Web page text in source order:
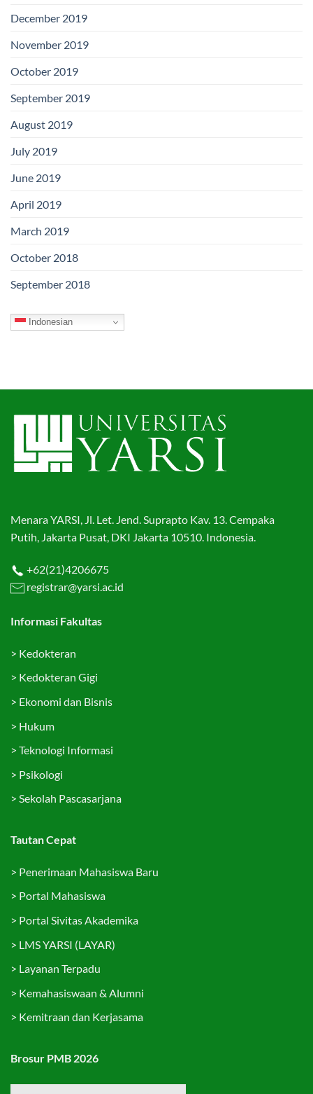
December 2019
November 2019
October 2019
September 2019
August 2019
July 2019
June 2019
April 2019
March 2019
October 2018
September 2018
Indonesian
Menara YARSI, Jl. Let. Jend. Suprapto Kav. 13. Cempaka
Putih, Jakarta Pusat, DKI Jakarta 10510. Indonesia.
+62(21)4206675
registrar@yarsi.ac.id
Informasi Fakultas
> Kedokteran
> Kedokteran Gigi
> Ekonomi dan Bisnis
> Hukum
> Teknologi Informasi
> Psikologi
> Sekolah Pascasarjana
Tautan Cepat
> Penerimaan Mahasiswa Baru
> Portal Mahasiswa
> Portal Sivitas Akademika
> LMS YARSI (LAYAR)
> Layanan Terpadu
> Kemahasiswaan & Alumni
> Kemitraan dan Kerjasama
Brosur PMB 2026